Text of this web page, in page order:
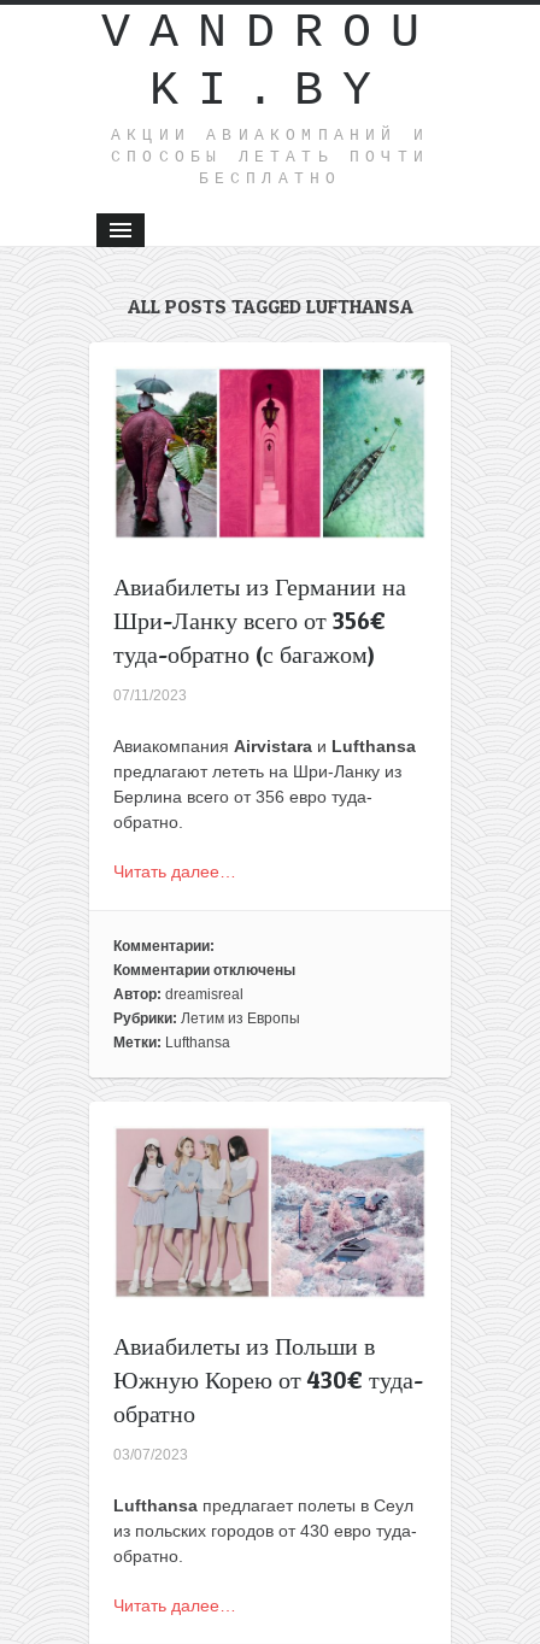
VANDROU
KI.BY
АКЦИИ АВИАКОМПАНИЙ И
СПОСОБЫ ЛЕТАТЬ ПОЧТИ
БЕСПЛАТНО
ALL POSTS TAGGED LUFTHANSA
Авиабилеты из Германии на
Шри-Ланку всего от 356€
туда-обратно (с багажом)
07/11/2023
Авиакомпания Airvistara и Lufthansa
предлагают лететь на Шри-Ланку из
Берлина всего от 356 евро туда-
обратно.
Читать далее…
Комментарии:
Комментарии
к
записи
Авиабилеты
Германии
Шри-
Ланку
всего
356€
туда-
обратно
отключены
Автор: dreamisreal
Рубрики: Летим из Европы
Метки: Lufthansa
Авиабилеты из Польши в
Южную Корею от 430€ туда-
обратно
03/07/2023
Lufthansa предлагает полеты в Сеул
из польских городов от 430 евро туда-
обратно.
Читать далее…